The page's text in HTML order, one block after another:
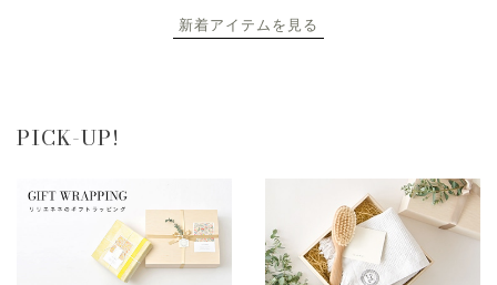
新着アイテムを見る
PICK-UP!